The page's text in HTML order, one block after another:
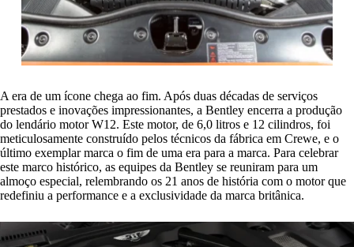
A era de um ícone chega ao fim. Após duas décadas de serviços
prestados e inovações impressionantes, a Bentley encerra a produção
do lendário motor W12. Este motor, de 6,0 litros e 12 cilindros, foi
meticulosamente construído pelos técnicos da fábrica em Crewe, e o
último exemplar marca o fim de uma era para a marca. Para celebrar
este marco histórico, as equipes da Bentley se reuniram para um
almoço especial, relembrando os 21 anos de história com o motor que
redefiniu a performance e a exclusividade da marca britânica.